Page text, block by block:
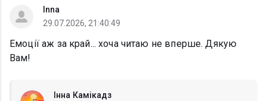
Inna
29.07.2026, 21:40:49
Емоції аж за край... хоча читаю не вперше. Дякую
Вам!
Інна Камікадз